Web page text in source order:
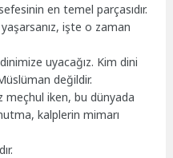
en temel parçasıdır.
işte o zaman
uyacağız. Kim dini
değildir.
meçhul iken, bu dünyada
kalplerin mimarı